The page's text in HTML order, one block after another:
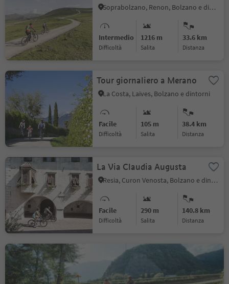
Soprabolzano, Renon, Bolzano e dintorni
Intermedio
Difficoltà
1216 m
Salita
33.6 km
distanza
Tour giornaliero a Merano
La Costa, Laives, Bolzano e dintorni
Facile
Difficoltà
105 m
Salita
38.4 km
distanza
La Via Claudia Augusta
Resia, Curon Venosta, Bolzano e dintorni
Facile
Difficoltà
290 m
Salita
140.8 km
distanza
Via Claudia Augusta,
Bolzano-Salorno lungo
l’Adige
Pochi, Bolzano, Bolzano e dintorni